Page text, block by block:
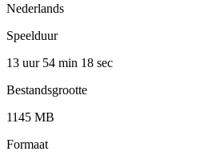
Nederlands
Speelduur
13 uur 54 min 18 sec
Bestandsgrootte
1145 MB
Formaat